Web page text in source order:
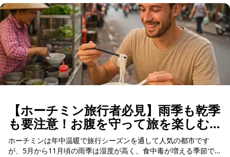
【ホーチミン旅行者必見】雨季も乾季
も要注意！お腹を守って旅を楽しむ
ために
ホーチミンは年中温暖で旅行シーズンを通して人気の都市です
が、5月から11月頃の雨季は湿度が高く、食中毒が増える季節でも